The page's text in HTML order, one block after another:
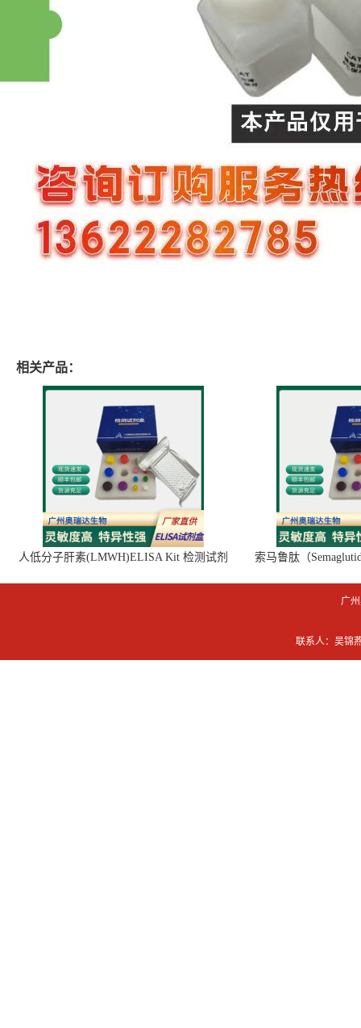
相关产品：
人低分子肝素(LMWH)ELISA Kit 检测试剂
索马鲁肽（
广
联系人：吴锦